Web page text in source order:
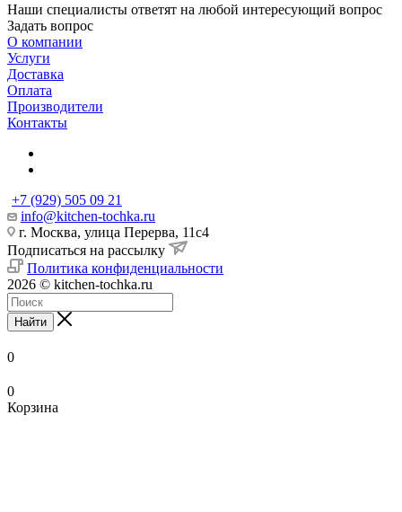
Наши специалисты ответят на любой интересующий вопрос
Задать вопрос
О компании
Услуги
Доставка
Оплата
Производители
Контакты
+7 (929) 505 09 21
info@kitchen-tochka.ru
г. Москва, улица Перерва, 11с4
Подписаться на рассылку
Политика конфиденциальности
2026 © kitchen-tochka.ru
Найти
0
0
Корзина